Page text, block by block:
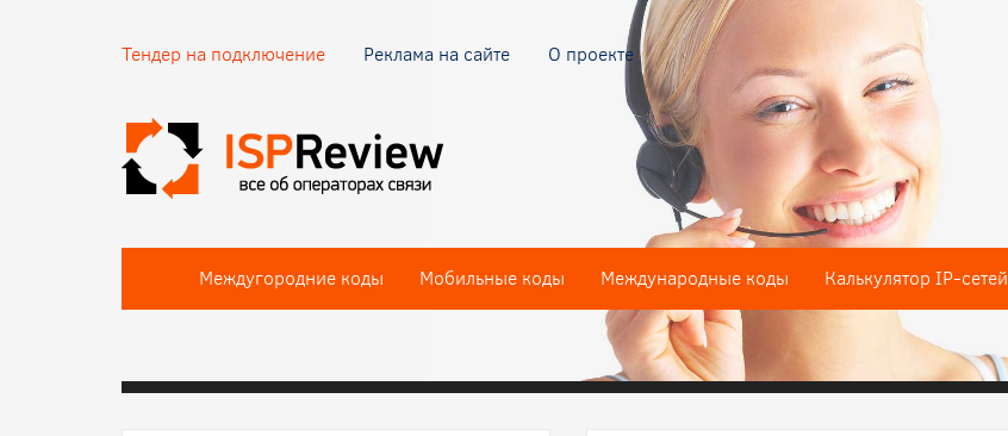
Тендер на подключение Реклама на сайте О проекте
Междугородние коды Мобильные коды Международные коды Калькулятор IP-сетей